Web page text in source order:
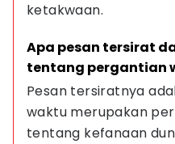
ketakwaan.
Apa pesan tersirat
tentang pergantian
Pesan tersiratnya
waktu merupakan
tentang kefanaan